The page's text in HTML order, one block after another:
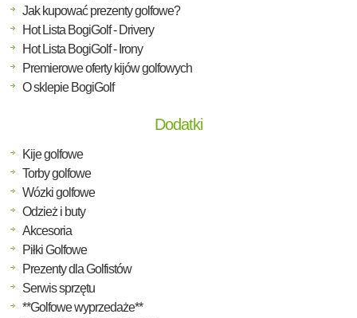
Jak kupować prezenty golfowe?
Hot Lista BogiGolf - Drivery
Hot Lista BogiGolf - Irony
Premierowe oferty kijów golfowych
O sklepie BogiGolf
Dodatki
Kije golfowe
Torby golfowe
Wózki golfowe
Odzież i buty
Akcesoria
Piłki Golfowe
Prezenty dla Golfistów
Serwis sprzętu
**Golfowe wyprzedaże**